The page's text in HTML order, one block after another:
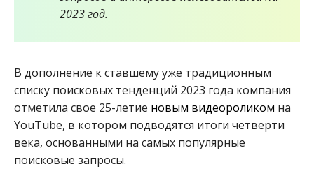
2023 год.
В дополнение к ставшему уже традиционным
списку поисковых тенденций 2023 года компания
отметила свое 25-летие новым видеороликом на
YouTube, в котором подводятся итоги четверти
века, основанными на самых популярные
поисковые запросы.